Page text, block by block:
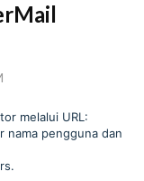
melalui URL:
nama pengguna dan